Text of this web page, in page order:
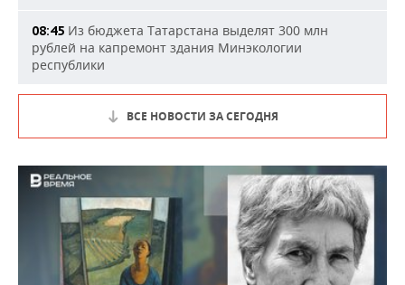
08:45 Из бюджета Татарстана выделят 300 млн
рублей на капремонт здания Минэкологии
республики
ВСЕ НОВОСТИ ЗА СЕГОДНЯ